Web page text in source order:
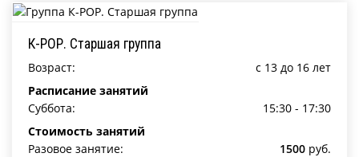
К-РОР. Старшая группа
Возраст:
c 13 до 16 лет
Расписание занятий
Суббота:
15:30 - 17:30
Стоимость занятий
Разовое занятие:
1500 руб.